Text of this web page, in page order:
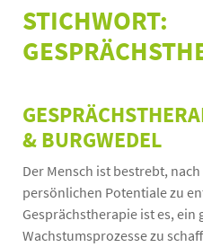
STICHWORT:
& BURGWEDEL
Der Mensch ist bestrebt,
persönlichen Potentiale zu
Gesprächstherapie ist es, ein
Wachstumsprozesse zu